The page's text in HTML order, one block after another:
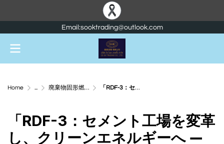
Email:sooktrading@outlook.com
Home ... 廃棄物固形燃料 , RDF (アールディーエフ) 「RDF-3：セメント工場を変革し、クリーンエネルギーへ ― Net Zero時代の生き残り戦略 ― SO OK TRADINGによる記事（2026年3月15日）」
「RDF-3：セメント工場を変革
し、クリーンエネルギーへ ―